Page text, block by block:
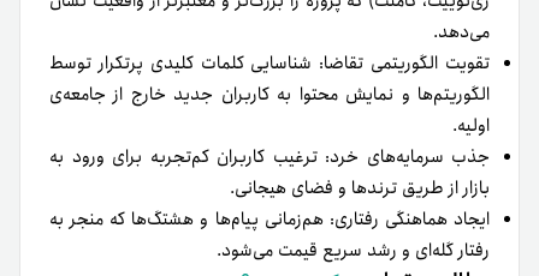
می‌دهد.
تقویت الگوریتمی تقاضا: شناسایی کلمات کلیدی پرتکرار توسط
الگوریتم‌ها و نمایش محتوا به کاربران جدید خارج از جامعه‌ی
اولیه.
جذب سرمایه‌های خرد: ترغیب کاربران کم‌تجربه برای ورود به
بازار از طریق ترندها و فضای هیجانی.
ایجاد هماهنگی رفتاری: هم‌زمانی پیام‌ها و هشتگ‌ها که منجر به
رفتار گله‌ای و رشد سریع قیمت می‌شود.